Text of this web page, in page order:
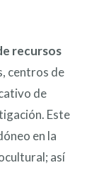
recursos
centros de
de
Este
en la
así